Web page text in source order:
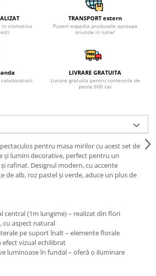
in cromatica
TRANSPORT extern
Putem expedia produsele aproape
oriunde in lume!
LIVRARE GRATUITA
Livrare gratuita pentru comenzile de
peste 600 Lei
pentru masa mirilor cu acest set de
și lumini decorative, perfect pentru un
rafinat. Designul modern, cu accente
de alb, roz pastel și verde, aduce un plus de
central (1m lungime) – realizat din flori
aspect natural
pe suport înalt – elemente florale
vizual echilibrat
luminoase în fundal – oferă o iluminare